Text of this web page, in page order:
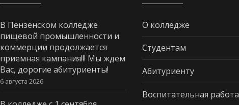
В Пензенском колледже
пищевой промышленности и
коммерции продолжается
приемная кампания!!! Мы ждем
Вас, дорогие абитуриенты!
6 августа 2026
О колледже
Студентам
Абитуриенту
Воспитательная работа